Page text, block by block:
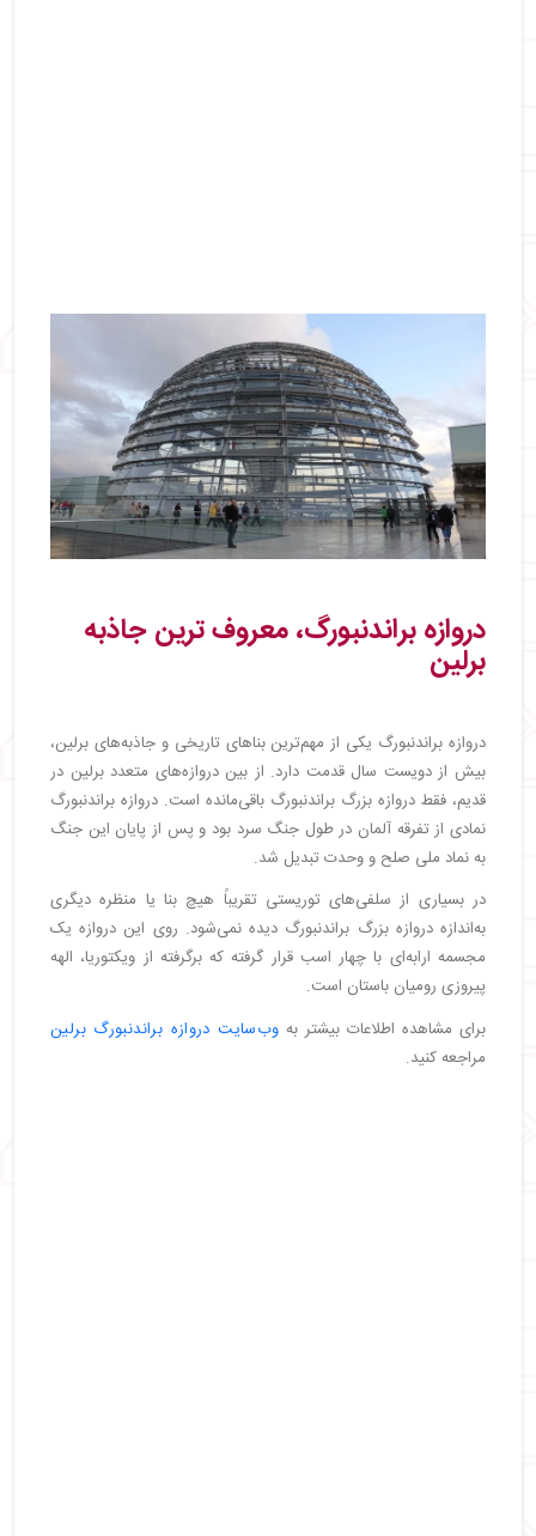
دروازه براندنبورگ، معروف‌ ترین جاذبه
برلین
دروازه براندنبورگ یکی از مهم‌ترین بناهای تاریخی و جاذبه‌های برلین،
بیش از دویست سال قدمت دارد. از بین دروازه‌های متعدد برلین در
قدیم، فقط دروازه بزرگ براندنبورگ باقی‌مانده است. دروازه براندنبورگ
نمادی از تفرقه آلمان در طول جنگ سرد بود و پس از پایان این جنگ
به نماد ملی صلح و وحدت تبدیل شد.
در بسیاری از سلفی‌های توریستی تقریباً هیچ بنا یا منظره دیگری
به‌اندازه دروازه بزرگ براندنبورگ دیده نمی‌شود. روی این دروازه یک
مجسمه ارابه‌ای با چهار اسب قرار گرفته که برگرفته از ویکتوریا، الهه
پیروزی رومیان باستان است.
برای مشاهده اطلاعات بیشتر به وب‌سایت دروازه براندنبورگ برلین
مراجعه کنید.